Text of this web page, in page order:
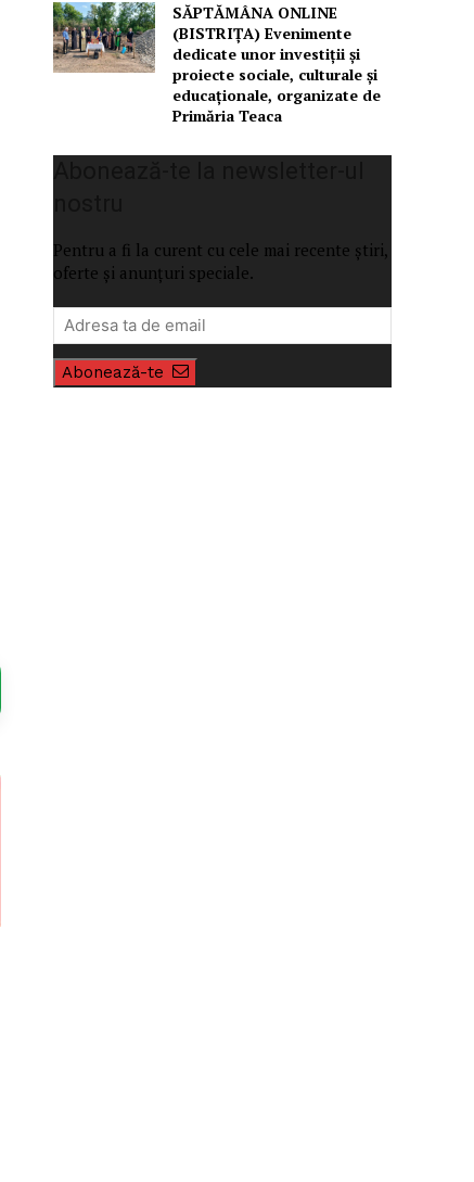
SĂPTĂMÂNA ONLINE
(BISTRIȚA) Evenimente
dedicate unor investiții și
proiecte sociale, culturale și
educaționale, organizate de
Primăria Teaca
Pentru a fi la curent cu cele mai recente știri,
oferte și anunțuri speciale.
Abonează-te